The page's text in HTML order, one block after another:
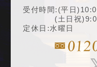
受付時間:(平日
(土日祝
定休日:水曜日